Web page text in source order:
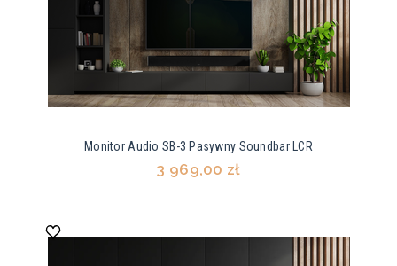
Monitor Audio SB-3 Pasywny Soundbar LCR
3 969,00 zł